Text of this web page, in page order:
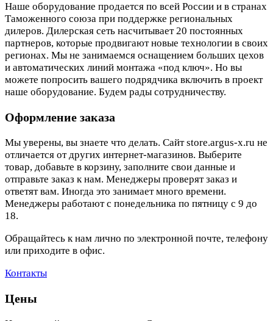
Наше оборудование продается по всей России и в странах
Таможенного союза при поддержке региональных
дилеров. Дилерская сеть насчитывает 20 постоянных
партнеров, которые продвигают новые технологии в своих
регионах. Мы не занимаемся оснащением больших цехов
и автоматических линий монтажа «под ключ». Но вы
можете попросить вашего подрядчика включить в проект
наше оборудование. Будем рады сотрудничеству.
Оформление заказа
Мы уверены, вы знаете что делать. Сайт store.argus-x.ru не
отличается от других интернет-магазинов. Выберите
товар, добавьте в корзину, заполните свои данные и
отправьте заказ к нам. Менеджеры проверят заказ и
ответят вам. Иногда это занимает много времени.
Менеджеры работают с понедельника по пятницу с 9 до
18.
Обращайтесь к нам лично по электронной почте, телефону
или приходите в офис.
Контакты
Цены